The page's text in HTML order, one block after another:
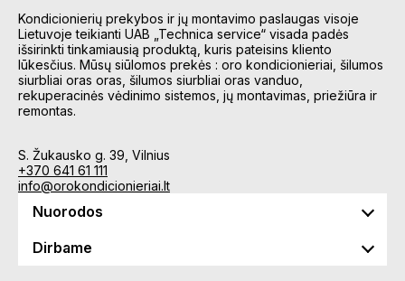
Kondicionierių prekybos ir jų montavimo paslaugas visoje
Lietuvoje teikianti UAB „Technica service“ visada padės
išsirinkti tinkamiausią produktą, kuris pateisins kliento
lūkesčius. Mūsų siūlomos prekės : oro kondicionieriai, šilumos
siurbliai oras oras, šilumos siurbliai oras vanduo,
rekuperacinės vėdinimo sistemos, jų montavimas, priežiūra ir
remontas.
S. Žukausko g. 39, Vilnius
+370 641 61 111
info@orokondicionieriai.lt
Nuorodos
Dirbame